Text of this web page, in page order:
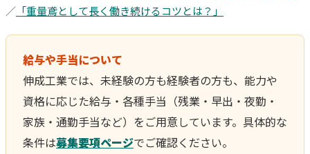
／ 「重量鳶として長く働き続けるコツとは？」
給与や手当について
伸成工業では、未経験の方も経験者の方も、能力や
資格に応じた給与・各種手当（残業・早出・夜勤・
家族・通勤手当など）をご用意しています。具体的な
条件は募集要項ページでご確認ください。